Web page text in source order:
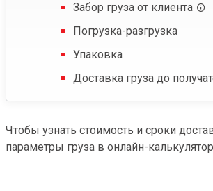
Забор груза от клиента
Погрузка-разгрузка
Упаковка
Доставка груза до
Чтобы узнать стоимость и сроки
параметры груза в онлайн-